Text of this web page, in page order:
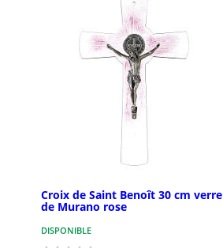
Croix de Saint Benoît 30 cm verre
de Murano rose
DISPONIBLE